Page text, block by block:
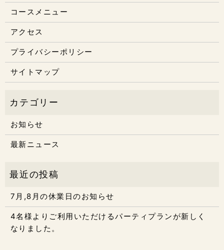
コースメニュー
アクセス
プライバシーポリシー
サイトマップ
お知らせ
最新ニュース
7月,8月の休業日のお知らせ
4名様よりご利用いただけるパーティプランが新しく
なりました。